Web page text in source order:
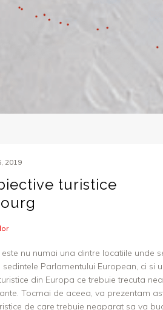
2019
turistice
nu numai una dintre locatiile unde
Parlamentului European, ci si
din Europa ce trebuie trecuta
Tocmai de aceea, va prezentam
de care trebuie neaparat sa va